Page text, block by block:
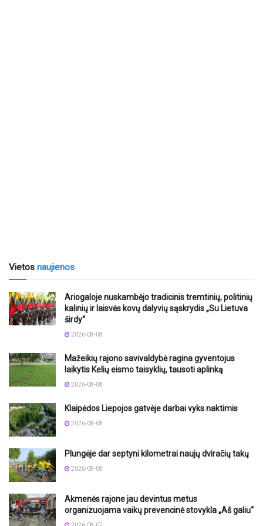
Vietos naujienos
Ariogaloje nuskambėjo tradicinis tremtinių, politinių
kalinių ir laisvės kovų dalyvių sąskrydis „Su Lietuva
širdy“
2026-08-08
Mažeikių rajono savivaldybė ragina gyventojus
laikytis Kelių eismo taisyklių, tausoti aplinką
2026-08-08
Klaipėdos Liepojos gatvėje darbai vyks naktimis
2026-08-08
Plungėje dar septyni kilometrai naujų dviračių takų
2026-08-08
Akmenės rajone jau devintus metus
organizuojama vaikų prevencinė stovykla „Aš galiu“